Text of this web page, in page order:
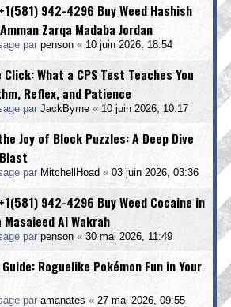
942-4296 Buy Weed Hashish
Zarqa Madaba Jordan
par penson « 10 juin 2026, 18:54
What a CPS Test Teaches You
Reflex, and Patience
par JackByrne « 10 juin 2026, 10:17
Joy of Block Puzzles: A Deep Dive
par MitchellHoad « 03 juin 2026, 03:36
942-4296 Buy Weed Cocaine in
Masaieed Al Wakrah
par penson « 30 mai 2026, 11:49
Roguelike Pokémon Fun in Your
par amanates « 27 mai 2026, 09:55